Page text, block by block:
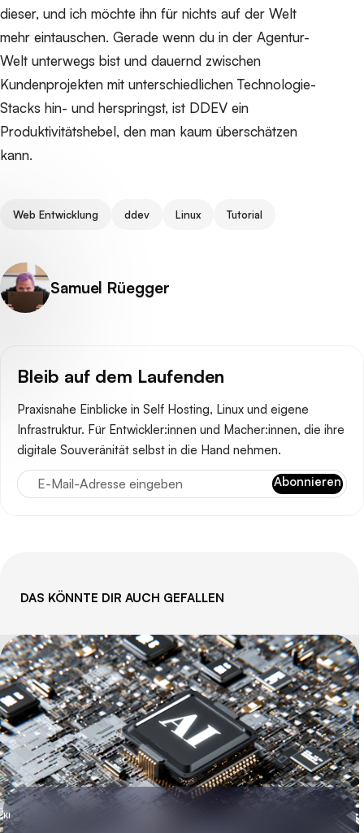
dieser, und ich möchte ihn für nichts auf der Welt
mehr eintauschen. Gerade wenn du in der Agentur-
Welt unterwegs bist und dauernd zwischen
Kundenprojekten mit unterschiedlichen Technologie-
Stacks hin- und herspringst, ist DDEV ein
Produktivitätshebel, den man kaum überschätzen
kann.
Web Entwicklung ddev Linux Tutorial
Veröffentlicht von
Samuel Rüegger
Bleib auf dem Laufenden
Praxisnahe Einblicke in Self Hosting, Linux und eigene
Infrastruktur. Für Entwickler:innen und Macher:innen, die ihre
digitale Souveränität selbst in die Hand nehmen.
E-Mail-Adresse eingeben Abonnieren
DAS KÖNNTE DIR AUCH GEFALLEN
KI